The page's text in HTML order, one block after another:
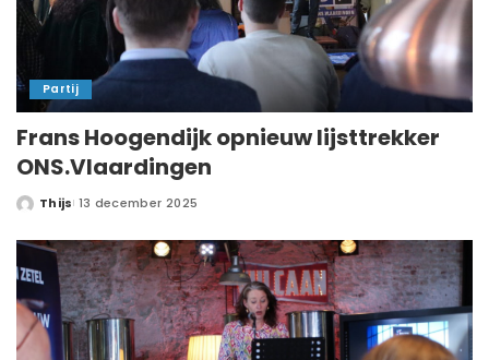
Partij
Frans Hoogendijk opnieuw lijsttrekker
ONS.Vlaardingen
Thijs 13 december 2025